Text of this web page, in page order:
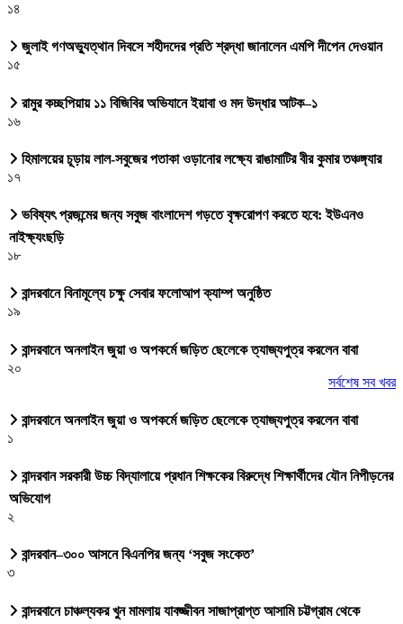
১৪
জুলাই গণঅভ্যুত্থান দিবসে শহীদদের প্রতি শ্রদ্ধা জানালেন এমপি দীপেন দেওয়ান
১৫
রামুর কচ্ছপিয়ায় ১১ বিজিবির অভিযানে ইয়াবা ও মদ উদ্ধার আটক–১
১৬
হিমালয়ের চূড়ায় লাল-সবুজের পতাকা ওড়ানোর লক্ষ্যে রাঙামাটির বীর কুমার তঞ্চঙ্গ্যার
১৭
ভবিষ্যৎ প্রজন্মের জন্য সবুজ বাংলাদেশ গড়তে বৃক্ষরোপণ করতে হবে: ইউএনও
নাইক্ষ্যংছড়ি
১৮
বান্দরবানে বিনামূল্যে চক্ষু সেবার ফলোআপ ক্যাম্প অনুষ্ঠিত
১৯
বান্দরবানে অনলাইন জুয়া ও অপকর্মে জড়িত ছেলেকে ত্যাজ্যপুত্র করলেন বাবা
২০
সর্বশেষ সব খবর
বান্দরবানে অনলাইন জুয়া ও অপকর্মে জড়িত ছেলেকে ত্যাজ্যপুত্র করলেন বাবা
১
বান্দরবান সরকারী উচ্চ বিদ্যালায়ে প্রধান শিক্ষকের বিরুদ্ধে শিক্ষার্থীদের যৌন নিপীড়নের
অভিযোগ
২
বান্দরবান–৩০০ আসনে বিএনপির জন্য ‘সবুজ সংকেত’
৩
বান্দরবানে চাঞ্চল্যকর খুন মামলায় যাবজ্জীবন সাজাপ্রাপ্ত আসামি চট্টগ্রাম থেকে